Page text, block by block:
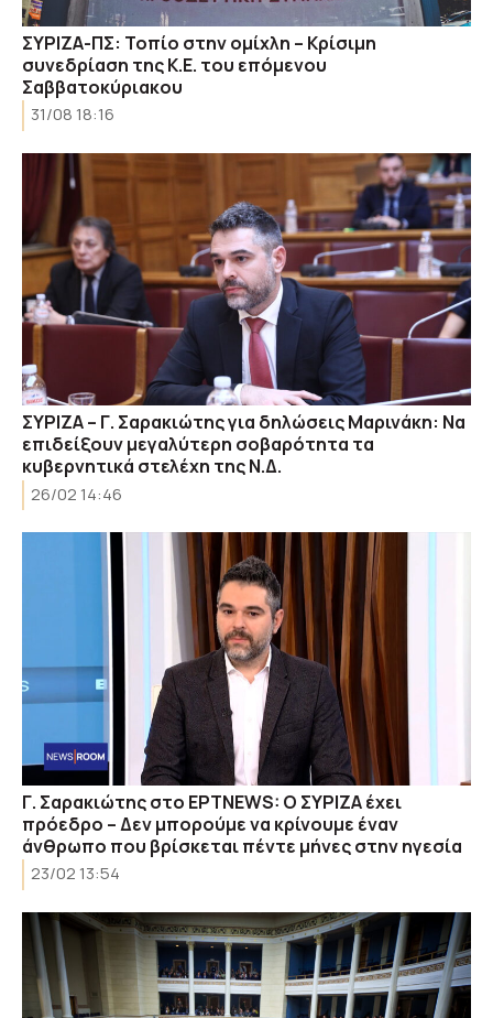
ΣΥΡΙΖΑ-ΠΣ: Τοπίο στην ομίχλη – Κρίσιμη
συνεδρίαση της Κ.Ε. του επόμενου
Σαββατοκύριακου
31/08 18:16
ΣΥΡΙΖΑ – Γ. Σαρακιώτης για δηλώσεις Μαρινάκη: Να
επιδείξουν μεγαλύτερη σοβαρότητα τα
κυβερνητικά στελέχη της Ν.Δ.
26/02 14:46
Γ. Σαρακιώτης στο EΡΤΝΕWS: Ο ΣΥΡΙΖΑ έχει
πρόεδρο – Δεν μπορούμε να κρίνουμε έναν
άνθρωπο που βρίσκεται πέντε μήνες στην ηγεσία
23/02 13:54